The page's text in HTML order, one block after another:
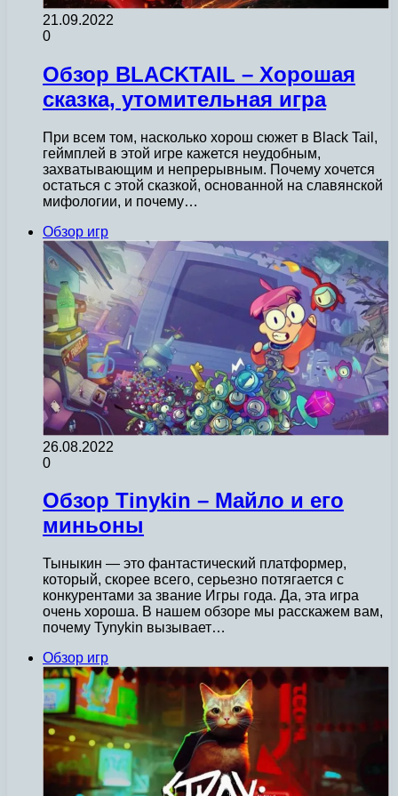
21.09.2022
0
Обзор BLACKTAIL – Хорошая
сказка, утомительная игра
При всем том, насколько хорош сюжет в Black Tail,
геймплей в этой игре кажется неудобным,
захватывающим и непрерывным. Почему хочется
остаться с этой сказкой, основанной на славянской
мифологии, и почему…
Обзор игр
26.08.2022
0
Обзор Tinykin – Майло и его
миньоны
Тыныкин — это фантастический платформер,
который, скорее всего, серьезно потягается с
конкурентами за звание Игры года. Да, эта игра
очень хороша. В нашем обзоре мы расскажем вам,
почему Tynykin вызывает…
Обзор игр